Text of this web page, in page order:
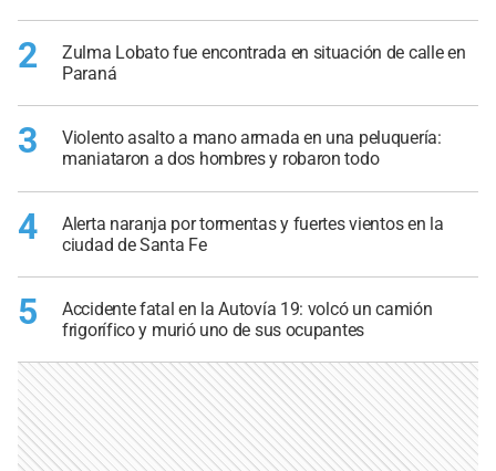
2
Zulma Lobato fue encontrada en situación de calle en
Paraná
3
Violento asalto a mano armada en una peluquería:
maniataron a dos hombres y robaron todo
4
Alerta naranja por tormentas y fuertes vientos en la
ciudad de Santa Fe
5
Accidente fatal en la Autovía 19: volcó un camión
frigorífico y murió uno de sus ocupantes